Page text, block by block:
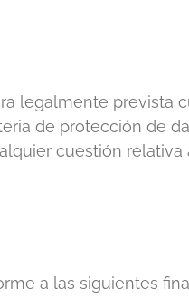
legalmente prevista
de protección de
cuestión relativa
a las siguientes